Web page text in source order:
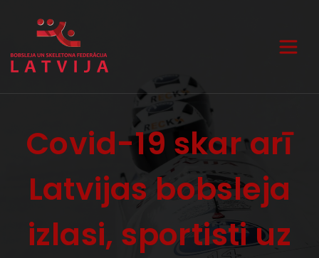
Covid-19 skar arī
Latvijas bobsleja
izlasi, sportisti uz